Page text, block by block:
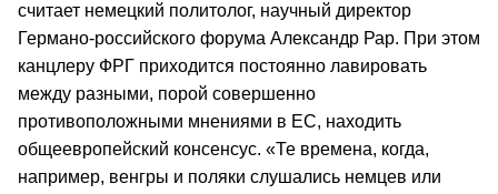
считает немецкий политолог, научный директор
Германо-российского форума Александр Рар. При этом
канцлеру ФРГ приходится постоянно лавировать
между разными, порой совершенно
противоположными мнениями в ЕС, находить
общеевропейский консенсус. «Те времена, когда,
например, венгры и поляки слушались немцев или